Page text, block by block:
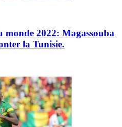
monde 2022: Magassouba
la Tunisie.